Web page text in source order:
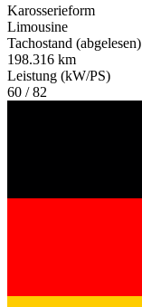
Karosserieform
Limousine
Tachostand (abgelesen)
198.316 km
Leistung (kW/PS)
60 / 82